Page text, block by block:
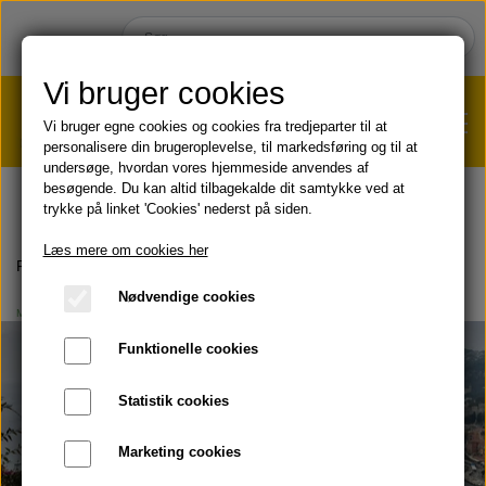
HJEM
Læbepomade
KOST & VELVÆRE
SOMMER & SOL 😎
VÆGTTAB?KLIK HER!
Forside
MIN REJSE
Vi bruger cookies
Vi bruger egne cookies og cookies fra tredjeparter til at
personalisere din brugeroplevelse, til markedsføring og til at
undersøge, hvordan vores hjemmeside anvendes af
besøgende. Du kan altid tilbagekalde dit samtykke ved at
trykke på linket 'Cookies' nederst på siden.
Læs mere om cookies her
Nødvendige cookies
Funktionelle cookies
Statistik cookies
Marketing cookies